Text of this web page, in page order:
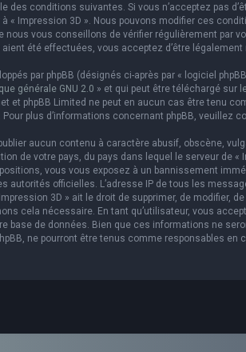
des conditions suivantes. Si vous n’acceptez pas
« Impression 3D ». Nous pouvons modifier ces
nous vous conseillons de vérifier régulièrement par
été effectuées, vous acceptez d’être
par phpBB (désignés ci-après par « logiciel
générale GNU 2.0 » et qui peut être téléchargé sur
et phpBB Limited ne peut en aucun cas être tenu
Pour plus d’informations concernant phpBB, veuillez
aucun contenu à caractère abusif, obscène,
de votre pays, du pays dans lequel le serveur de
vous vous exposez à un bannissement
autorités officielles. L’adresse IP de tous les
3D » ait le droit de supprimer, de modifier,
cela nécessaire. En tant qu’utilisateur, vous
base de données. Bien que ces informations ne
ne pourront être tenus comme responsables